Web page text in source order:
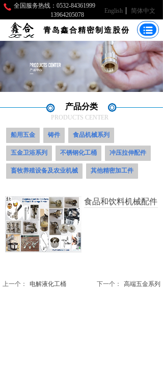
PRODUCTS CENTER
全国服务热线：0532-84361999
13964205078
English 简体中文
产品分类
青岛鑫合精密制造股份
船用五金 铸件 食品机械系列
五金卫浴系列 不锈钢化工桶 冲压拉伸配件
畜牧养殖设备及农业机械 其他精密加工件
食品和饮料机械配件
上一个： 电解液化工桶 下一个： 高端五金系列